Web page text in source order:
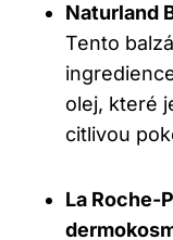
Naturland
Tento
olej, které
citlivou
La Roche-